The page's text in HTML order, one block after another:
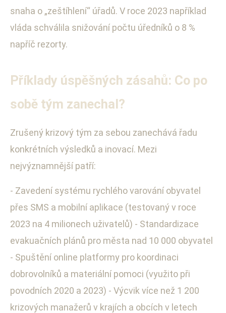
snaha o „zeštíhlení“ úřadů. V roce 2023 například
vláda schválila snižování počtu úředníků o 8 %
napříč rezorty.
Příklady úspěšných zásahů: Co po
sobě tým zanechal?
Zrušený krizový tým za sebou zanechává řadu
konkrétních výsledků a inovací. Mezi
nejvýznamnější patří:
- Zavedení systému rychlého varování obyvatel
přes SMS a mobilní aplikace (testovaný v roce
2023 na 4 milionech uživatelů) - Standardizace
evakuačních plánů pro města nad 10 000 obyvatel
- Spuštění online platformy pro koordinaci
dobrovolníků a materiální pomoci (využito při
povodních 2020 a 2023) - Výcvik více než 1 200
krizových manažerů v krajích a obcích v letech